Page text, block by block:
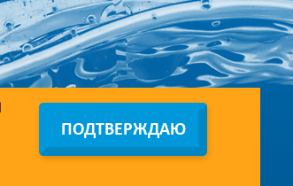
ПОДТВЕРЖДАЮ